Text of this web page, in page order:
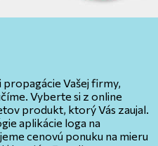
Vašej firmy,
Vyberte si z online
produkt, ktorý Vás zaujal.
aplikácie loga na
cenovú ponuku na mieru